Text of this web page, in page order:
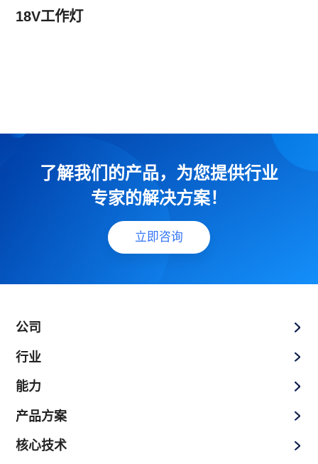
18V工作灯
了解我们的产品，为您提供行业
专家的解决方案！
立即咨询
公司
行业
能力
产品方案
核心技术